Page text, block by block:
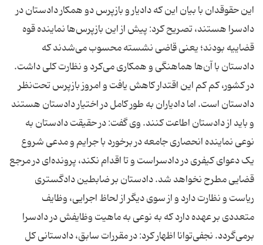
این حقوقدان با بیان این که دادیار و بازپرس دو همکار دادستان در
دادسرا هستند، تصریح کرد: پیش از این بازپرس‌ها نماینده‌ قوه‌
قضاییه بودند؛ یعنی قاضی نشسته محسوب می‌شدند که
دادستان با آن‌ها هماهنگی و همکاری می‌کرد و نظارت کلی داشت.
در کشور، کم کم این اقتدار کاهش یافت و امروز بازپرس تحت‌نظر
دادستان است. اما دادیاران به طور کامل در اختیار دادستان هستند
و باید از دادستان اطاعت کنند. وی گفت: در حقیقت دادستان به
نوعی نماینده انحصاری جامعه در برخورد با جرایم و مدعی شروع
یک دعوای کیفری در دادسراست و تا اقدام نکند، پرونده‌ای در مرجع
قضایی مطرح نخواهد شد. دادستان بر ضابطین دادگستری
ریاست و نظارت دارد و از سوی دیگر از لحاظ اجرایی، وظایف
متعددی بر عهده دارد که به نوعی به ماهیت وظایفش در دادسرا
برمی‌گردد. نجفی‌توانا اظهار کرد: در مقررات سابق، دادستانی کل